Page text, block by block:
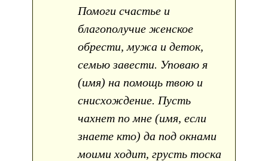
Помоги счастье и
благополучие женское
обрести, мужа и деток,
семью завести. Уповаю я
(имя) на помощь твою и
снисхождение. Пусть
чахнет по мне (имя, если
знаете кто) да под окнами
моими ходит, грусть тоска